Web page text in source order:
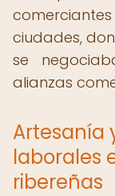
ciudades,
se
alianzas
Artesanía
laborales
ribereñas